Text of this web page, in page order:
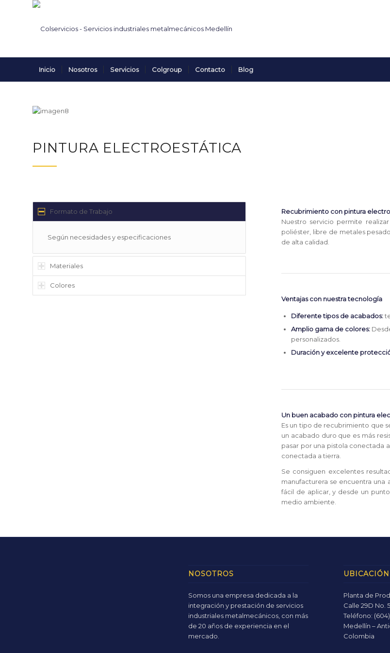
Inicio Nosotros Servicios Colgroup Contacto Blog
PINTURA ELECTROESTÁTICA
Formato de Trabajo
Según necesidades y especificaciones
Materiales
Colores
Recubrimiento con pintura
Nuestro servicio permite
poliéster, libre de metales
de alta calidad.
Ventajas con nuestra tecnología
Diferente tipos de acabados:
Amplio gama de colores:
personalizados.
Duración y excelente
Un buen acabado con pintura
Es un tipo de recubrimiento que
un acabado duro que es más
pasar por una pistola conectada
conectada a tierra.
Se consiguen excelentes
manufacturera se encuentra una
fácil de aplicar, y desde un
medio ambiente.
NOSOTROS
Somos una empresa dedicada a la
integración y prestación de servicios
industriales metalmecánicos, con más
de 20 años de experiencia en el
mercado.
UBICACIÓN
Planta de
Calle 29D No.
Teléfono:
Medellín –
Colombia